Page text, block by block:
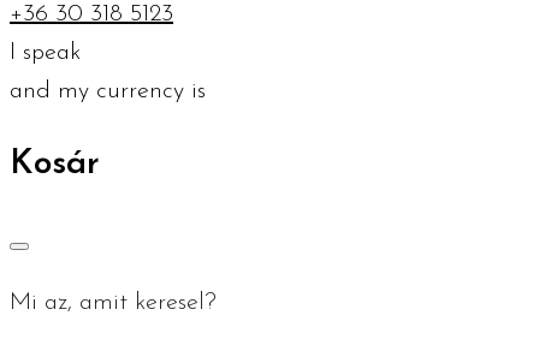
+36 30 318 5123
I speak
and my currency is
Kosár
Mi az, amit keresel?